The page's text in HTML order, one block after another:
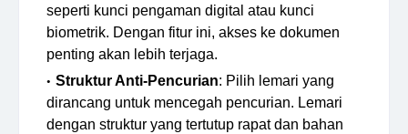
seperti kunci pengaman digital atau kunci
biometrik. Dengan fitur ini, akses ke dokumen
penting akan lebih terjaga.
Struktur Anti-Pencurian: Pilih lemari yang
dirancang untuk mencegah pencurian. Lemari
dengan struktur yang tertutup rapat dan bahan